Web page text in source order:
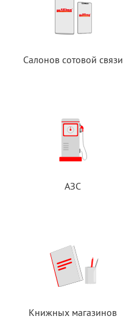
Салонов сотовой связи
АЗС
Книжных магазинов